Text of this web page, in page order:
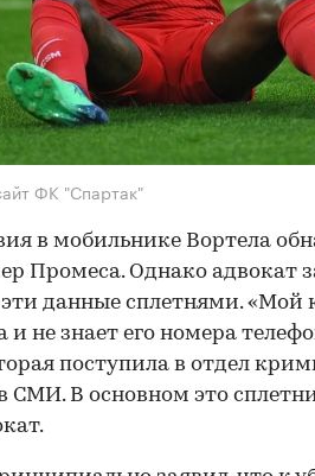
ФК "Спартак"
в мобильнике Вортела
Промеса. Однако адвокат
данные сплетнями. «Мой
и не знает его номера
поступила в отдел
СМИ. В основном это